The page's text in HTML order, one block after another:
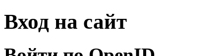
Вход на сайт